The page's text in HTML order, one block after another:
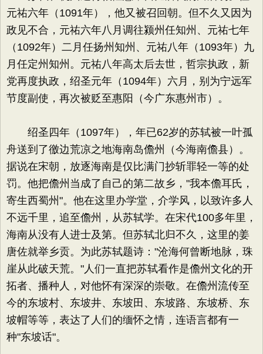
元祐六年（1091年），他又被召回朝。但不久又因为
政见不合，元祐六年八月调往颍州任知州、元祐七年
（1092年）二月任扬州知州、元祐八年（1093年）九
月任定州知州。元祐八年高太后去世，哲宗执政，新
党再度执政，绍圣元年（1094年）六月，别为宁远军
节度副使，再次被贬至惠阳（今广东惠州市）。
绍圣四年（1097年），年已62岁的苏轼被一叶孤
舟送到了徼边荒凉之地海南岛儋州（今海南儋县）。
据说在宋朝，放逐海南是仅比满门抄斩罪轻一等的处
罚。他把儋州当成了自己的第二故乡，"我本儋耳氏，
寄生西蜀州"。他在这里办学堂，介学风，以致许多人
不远千里，追至儋州，从苏轼学。在宋代100多年里，
海南从没有人进士及第。但苏轼北归不久，这里的姜
唐佐就举乡贡。为此苏轼题诗："沧海何曾断地脉，珠
崖从此破天荒。"人们一直把苏轼看作是儋州文化的开
拓者、播种人，对他怀有深深的崇敬。在儋州流传至
今的东坡村、东坡井、东坡田、东坡路、东坡桥、东
坡帽等等，表达了人们的缅怀之情，连语言都有一
种"东坡话"。